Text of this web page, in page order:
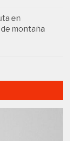
en
montaña